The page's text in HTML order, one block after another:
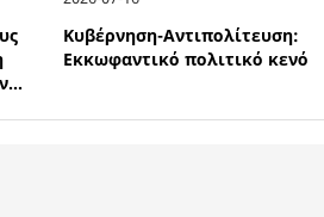
Κυβέρνηση-Αντιπολίτευση:
Εκκωφαντικό πολιτικό κενό